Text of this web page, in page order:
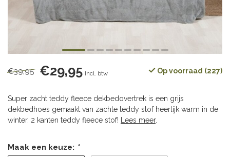
€39,95 €29,95 Incl. btw Op voorraad (227)
Super zacht teddy fleece dekbedovertrek is een grijs
dekbedhoes gemaakt van zachte teddy stof heerlijk warm in de
winter. 2 kanten teddy fleece stof!
Lees meer.
Maak een keuze: *